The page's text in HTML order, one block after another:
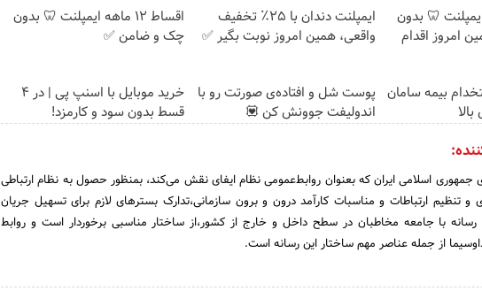
ایمپلنت 🦷 بدون
امروز اقدام
ایمپلنت دندان با ۲۵٪ تخفیف
واقعی، همین امروز نوبت بگیر ✅
اقساط ۱۲ ماهه ایمپلنت 🦷 بدون
چک و ضامن ✅
بیمه سامان پوست شل و افتاده‌ی صورتت رو با
اندولیفت جوونش کن 💟
خرید موبایل با اسنپ پی | در ۴
قسط بدون سود و کارمزد!
جمهوری اسلامی ایران که بعنوان روابط‌عمومی نظام ایفای نقش می‌کند، بمنظور حصول به نظام ارتباطی
و تنظیم ارتباطات و مناسبات کارآمد درون و برون سازمانی،تدارک بسترهای لازم برای تسهیل جریان
رسانه با جامعه مخاطبان در سطح داخل و خارج از کشور،از ساختار مناسبی برخوردار است و روابط‌
از جمله عناصر مهم ساختار این رسانه است.